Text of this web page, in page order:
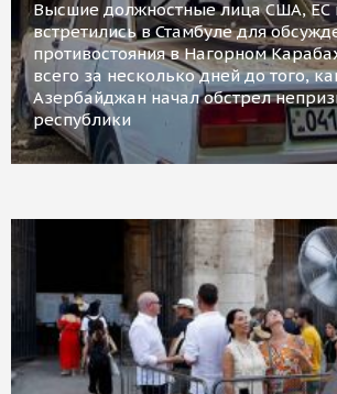
Высшие должностные лица США, ЕС
встретились в Стамбуле для
противостояния в Нагорном
всего за несколько дней до того,
Азербайджан начал обстрел
республики